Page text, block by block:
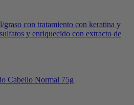
graso con tratamiento con keratina y
y enriquecido con extracto de